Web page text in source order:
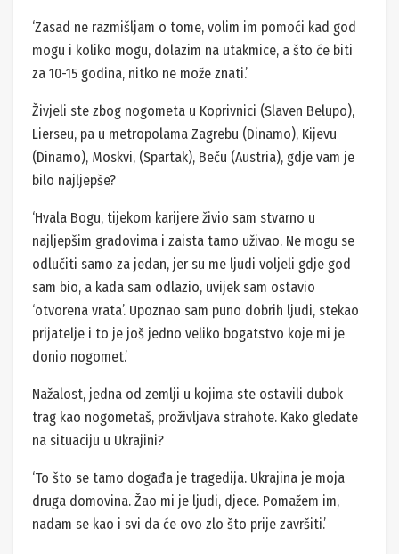
‘Zasad ne razmišljam o tome, volim im pomoći kad god
mogu i koliko mogu, dolazim na utakmice, a što će biti
za 10-15 godina, nitko ne može znati.’
Živjeli ste zbog nogometa u Koprivnici (Slaven Belupo),
Lierseu, pa u metropolama Zagrebu (Dinamo), Kijevu
(Dinamo), Moskvi, (Spartak), Beču (Austria), gdje vam je
bilo najljepše?
‘Hvala Bogu, tijekom karijere živio sam stvarno u
najljepšim gradovima i zaista tamo uživao. Ne mogu se
odlučiti samo za jedan, jer su me ljudi voljeli gdje god
sam bio, a kada sam odlazio, uvijek sam ostavio
‘otvorena vrata’. Upoznao sam puno dobrih ljudi, stekao
prijatelje i to je još jedno veliko bogatstvo koje mi je
donio nogomet.’
Nažalost, jedna od zemlji u kojima ste ostavili dubok
trag kao nogometaš, proživljava strahote. Kako gledate
na situaciju u Ukrajini?
‘To što se tamo događa je tragedija. Ukrajina je moja
druga domovina. Žao mi je ljudi, djece. Pomažem im,
nadam se kao i svi da će ovo zlo što prije završiti.’